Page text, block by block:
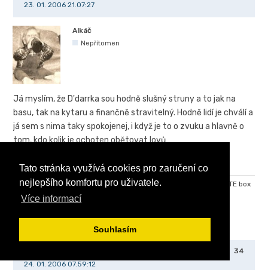
Tato stránka využívá cookies pro zaručení co
nejlepšího komfortu pro uživatele.
Více informací
Souhlasím
23. 01. 2006 21.07:27
Alkáč
Nepřítomen
Já myslím, že D'darrka sou hodně slušný struny a to jak na
basu, tak na kytaru a finančně stravitelný. Hodně lidí je chválí a
já sem s nima taky spokojenej, i když je to o zvuku a hlavně o
tom, kdo kolik je ochoten obětovat lovů
FENDER AM Standard J-Bass RW OWT, Trace Elliot AH250SMX+TE box
1x15, struny Elixir, kabel Planet waves.
34
24. 01. 2006 07.59:12